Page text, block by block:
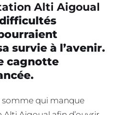
Alti Aigoual
survie à l’avenir.
cagnotte
somme qui manque